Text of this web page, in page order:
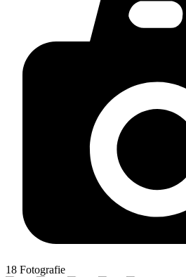
18 Fotografie